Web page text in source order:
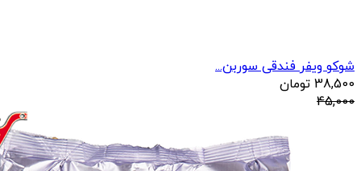
شوکو ویفر فندقی سوربن...
38,500 تومان
45,000